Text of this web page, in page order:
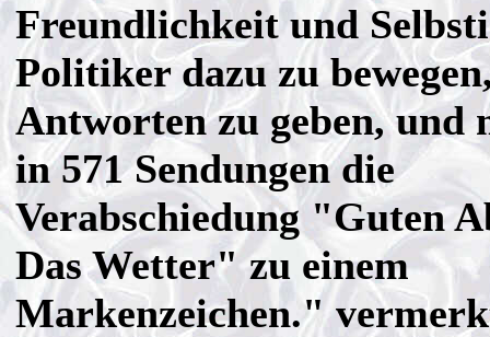
Freundlichkeit und
Politiker dazu zu
Antworten zu geben, und
in 571 Sendungen die
Verabschiedung "Guten
Das Wetter" zu einem
Markenzeichen."